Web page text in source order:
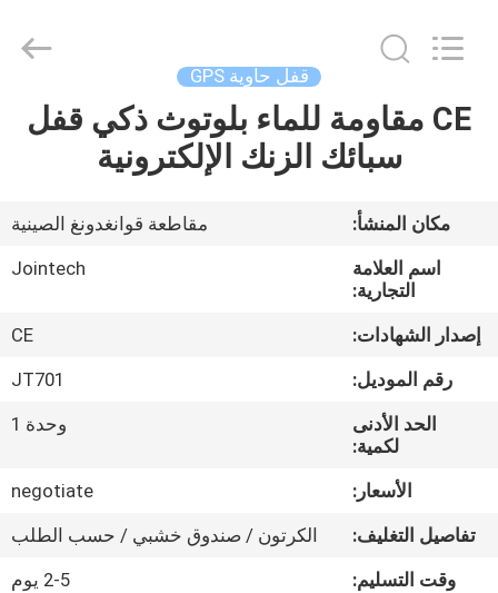
الصفحة
الرئيسية
منتجات
الواقع
الافتراضي
معلومات
جولة
Reserved.
قفل حاوية GPS
CE مقاومة للماء بلوتوث ذكي قفل
سبائك الزنك الإلكترونية
مكان المنشأ:
مقاطعة قوانغدونغ الصينية
اسم العلامة
التجارية:
Jointech
إصدار الشهادات:
CE
رقم الموديل:
JT701
الحد الأدنى
لكمية:
وحدة 1
الأسعار:
negotiate
تفاصيل التغليف:
الكرتون / صندوق خشبي / حسب الطلب
وقت التسليم:
2-5 يوم